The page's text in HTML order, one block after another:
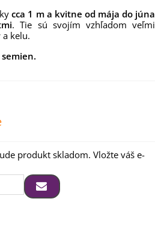
cca 1 m a kvitne od mája do júna
. Tie sú svojím vzhľadom veľmi
a kelu.
produkt skladom. Vložte váš e-